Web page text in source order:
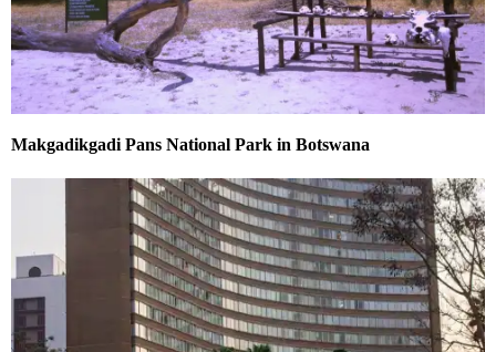
Makgadikgadi Pans National Park in Botswana